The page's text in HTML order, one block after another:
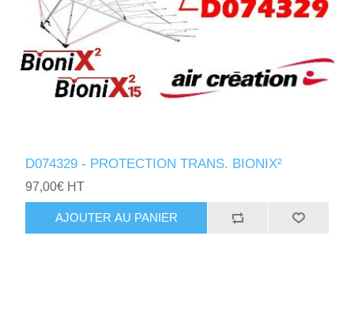
D074329 - PROTECTION TRANS. BIONIX²
97,00€ HT
AJOUTER AU PANIER